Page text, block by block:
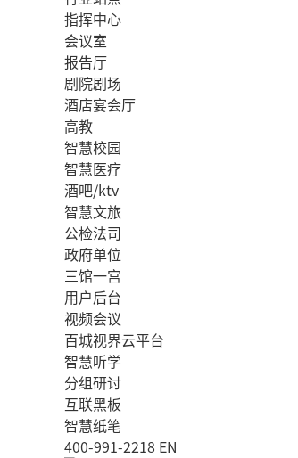
指挥中心
会议室
报告厅
剧院剧场
酒店宴会厅
高教
智慧校园
智慧医疗
酒吧/ktv
智慧文旅
公检法司
政府单位
三馆一宫
用户后台
视频会议
百城视界云平台
智慧听学
分组研讨
互联黑板
智慧纸笔
400-991-2218 EN